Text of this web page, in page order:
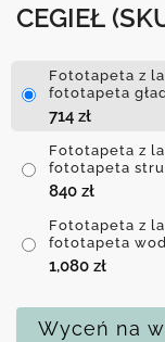
CEGIEŁ
Fototapeta z
fototapeta
714 zł
Fototapeta z
fototapeta
840 zł
Fototapeta z
fototapeta
1,080 zł
Wyceń na